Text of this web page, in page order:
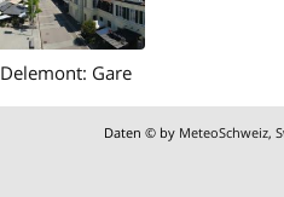
Delemont: Gare
Daten © by MeteoSchweiz,